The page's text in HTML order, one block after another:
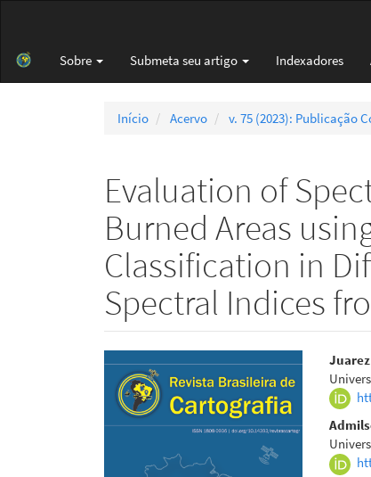
principal
Barra
Sobre Submeta seu artigo Indexadores
Início Acervo v. 75 (2023): Publicação
Evaluation of
Burned Areas
Classification in
Spectral Indices
Barra
lateral
de
artigos
do